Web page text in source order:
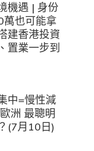
機遇 | 身份
也可能拿
建香港投資
置業一步到
中=慢性減
洲 最聰明
(7月10日)